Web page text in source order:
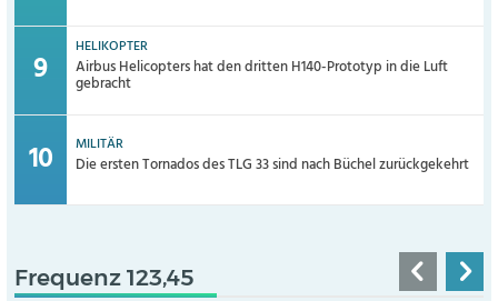
HELIKOPTER
Airbus Helicopters hat den dritten H140-Prototyp in die Luft
gebracht
MILITÄR
Die ersten Tornados des TLG 33 sind nach Büchel zurückgekehrt
Frequenz 123,45